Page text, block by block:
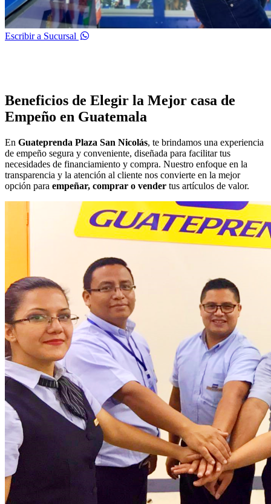
Escribir a Sucursal
Beneficios de Elegir la Mejor casa de
Empeño en Guatemala
En Guateprenda Plaza San Nicolás, te brindamos una experiencia
de empeño segura y conveniente, diseñada para facilitar tus
necesidades de financiamiento y compra. Nuestro enfoque en la
transparencia y la atención al cliente nos convierte en la mejor
opción para empeñar, comprar o vender tus artículos de valor.